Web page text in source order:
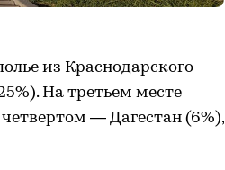
из Краснодарского
На третьем месте
четвертом — Дагестан (6%),